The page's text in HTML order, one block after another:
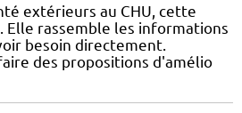
extérieurs au CHU, cette
Elle rassemble les informations
besoin directement.
des propositions d'amélio